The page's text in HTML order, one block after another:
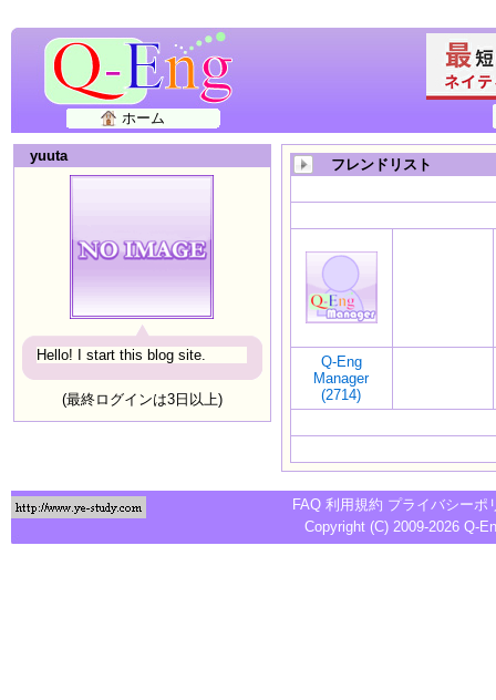
ホーム
yuuta
Hello! I start this blog site.
(最終ログインは3日以上)
フレンドリスト
Q-Eng
Manager
(2714)
FAQ 利用規約 プライバシーポ
Copyright (C) 2009-2026 Q-